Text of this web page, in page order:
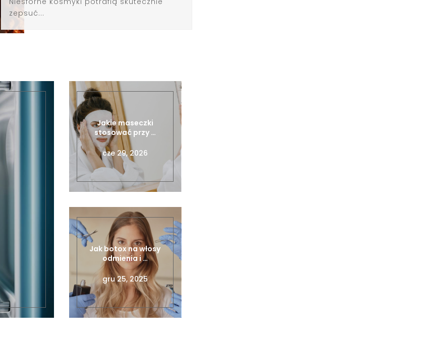
zepsuć...
Jakie maseczki
stosować przy …
cze 29, 2026
Jak botox na włosy
odmienia i …
gru 25, 2025